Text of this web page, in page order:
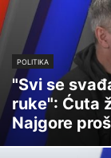
POLITIKA
"Svi se
ruke": Ćuta
Najgore